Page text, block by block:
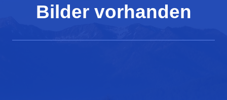
Bilder vorhanden